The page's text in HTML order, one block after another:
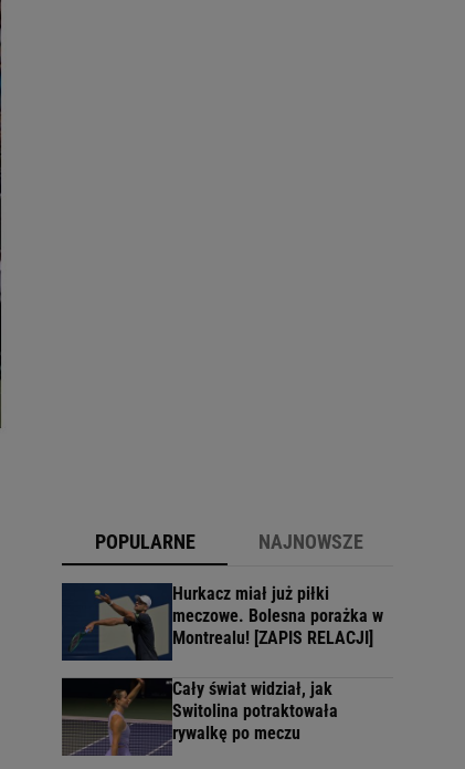
POPULARNE NAJNOWSZE
Hurkacz miał już piłki
meczowe. Bolesna porażka w
Montrealu! [ZAPIS RELACJI]
Cały świat widział, jak
Switolina potraktowała
rywalkę po meczu